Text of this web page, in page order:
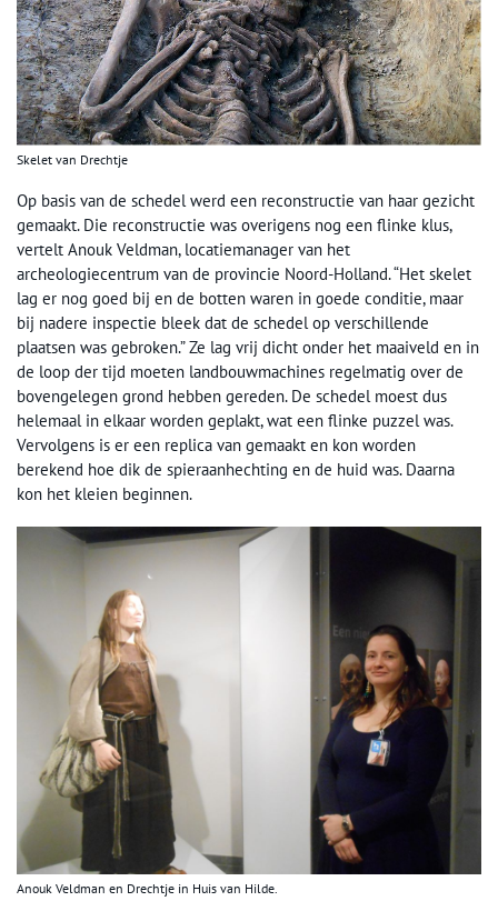
Skelet van Drechtje
Op basis van de schedel werd een reconstructie van haar gezicht
gemaakt. Die reconstructie was overigens nog een flinke klus,
vertelt Anouk Veldman, locatiemanager van het
archeologiecentrum van de provincie Noord-Holland. “Het skelet
lag er nog goed bij en de botten waren in goede conditie, maar
bij nadere inspectie bleek dat de schedel op verschillende
plaatsen was gebroken.” Ze lag vrij dicht onder het maaiveld en in
de loop der tijd moeten landbouwmachines regelmatig over de
bovengelegen grond hebben gereden. De schedel moest dus
helemaal in elkaar worden geplakt, wat een flinke puzzel was.
Vervolgens is er een replica van gemaakt en kon worden
berekend hoe dik de spieraanhechting en de huid was. Daarna
kon het kleien beginnen.
Anouk Veldman en Drechtje in Huis van Hilde.